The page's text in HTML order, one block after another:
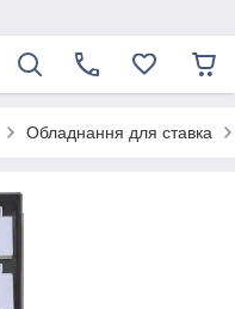
Обладнання для ставка